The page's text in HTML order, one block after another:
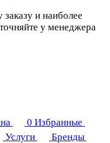
и наиболее
у менеджера
0 Избранные
Услуги
Бренды